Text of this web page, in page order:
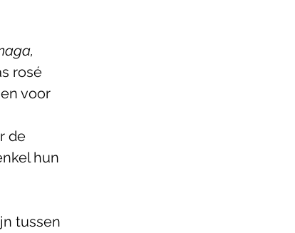
rosé
voor
de
hun
tussen